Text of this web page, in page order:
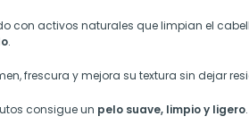
con activos naturales que limpian el
.
frescura y mejora su textura sin dejar
consigue un pelo suave, limpio y ligero.